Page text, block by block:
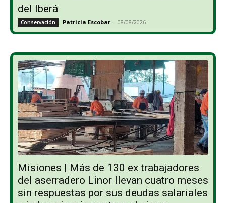
del Iberá
Conservación Patricia Escobar - 08/08/2026
Misiones | Más de 130 ex trabajadores
del aserradero Linor llevan cuatro meses
sin respuestas por sus deudas salariales